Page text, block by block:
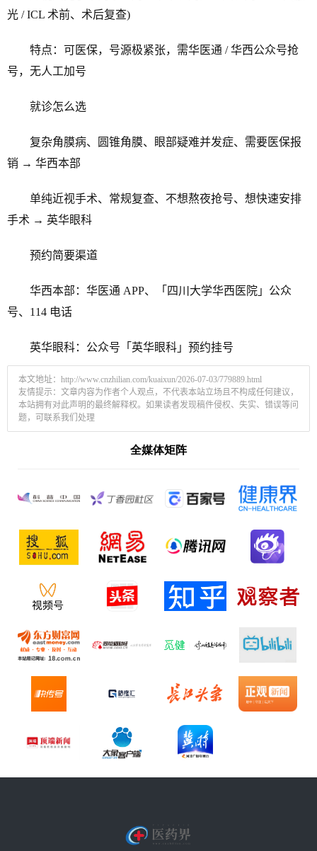
光 / ICL 术前、术后复查)
特点：可医保，号源极紧张，需华医通 / 华西公众号抢
号，无人工加号
就诊怎么选
复杂角膜病、圆锥角膜、眼部疑难并发症、需要医保报
销 → 华西本部
单纯近视手术、常规复查、不想熬夜抢号、想快速安排
手术 → 英华眼科
预约简要渠道
华西本部：华医通 APP、「四川大学华西医院」公众
号、114 电话
英华眼科：公众号「英华眼科」预约挂号
本文地址： http://www.cnzhilian.com/kuaixun/2026-07-03/779889.html
友情提示：文章内容为作者个人观点，不代表本站立场且不构成任何建议，
本站拥有对此声明的最终解释权。如果读者发现稿件侵权、失实、错误等问
题，可联系我们处理